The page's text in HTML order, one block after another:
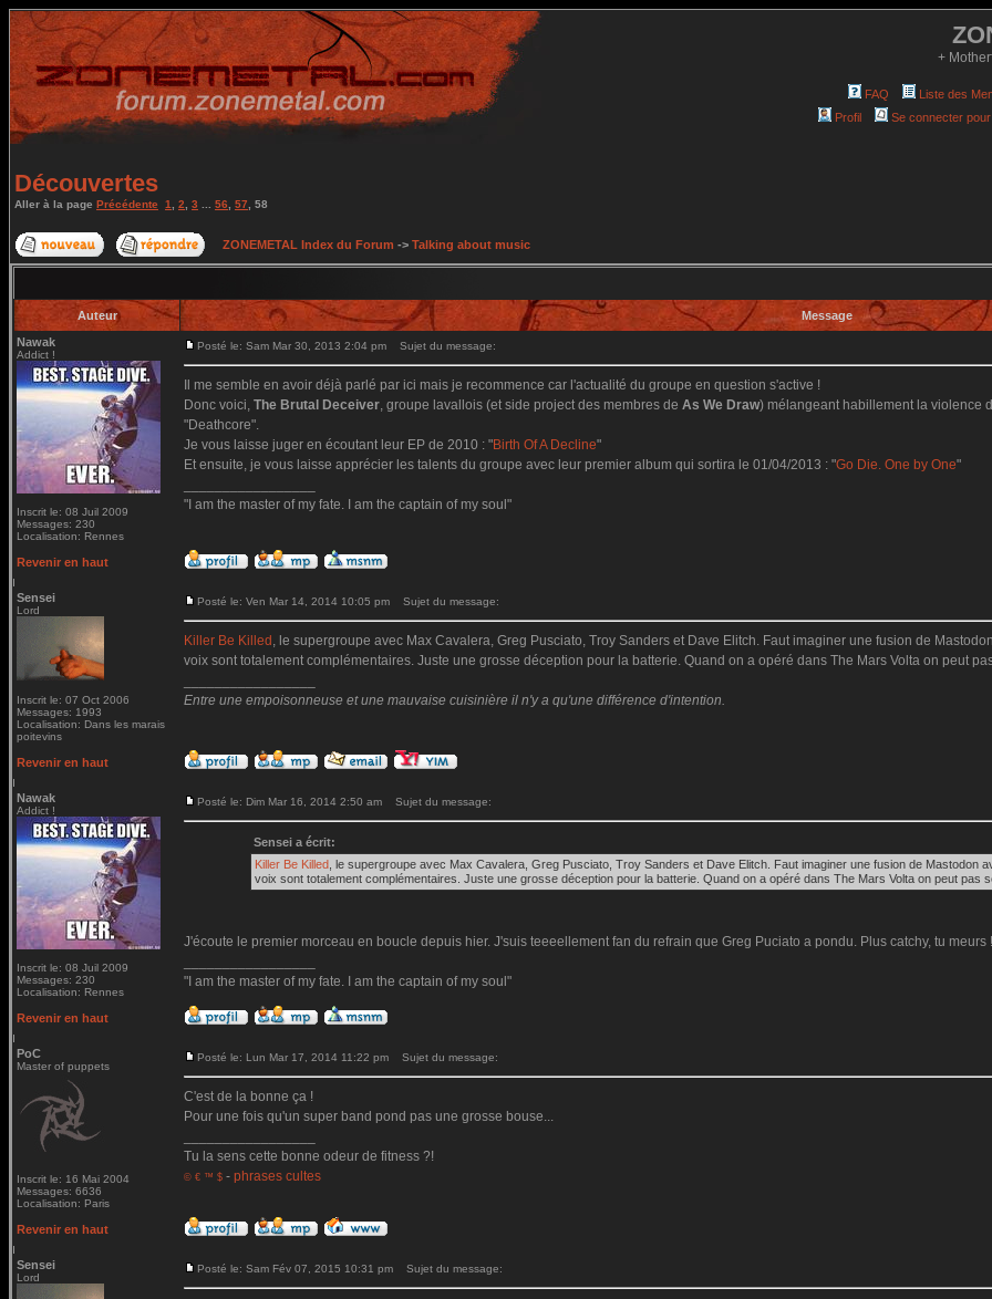
+
FAQ
Liste des
Profil
Se connecter
Découvertes
Aller à la page Précédente 1 2 3 56 57 58
ZONEMETAL Index du Forum -> Talking about music
Auteur
Message
Nawak
Addict !
Inscrit le: 08 Juil 2009
Messages: 230
Localisation: Rennes
Posté le: Sam Mar 30, 2013 2:04 pm Sujet du message:
Il me semble en avoir déjà parlé par ici mais je recommence car l'actualité du groupe en question s'active !
Donc voici, The Brutal Deceiver, groupe lavallois (et side project des membres de As We Draw) mélangeant habillement la violence
"Deathcore".
Je vous laisse juger en écoutant leur EP de 2010 : "Birth Of A Decline"
Et ensuite, je vous laisse apprécier les talents du groupe avec leur premier album qui sortira le 01/04/2013 : "Go Die. One by One"
"I am the master of my fate. I am the captain of my soul"
Revenir en haut
Sensei
Lord
Inscrit le: 07 Oct 2006
Messages: 1993
Localisation: Dans les marais
poitevins
Posté le: Ven Mar 14, 2014 10:05 pm Sujet du message:
Killer Be Killed , le supergroupe avec Max Cavalera, Greg Pusciato, Troy Sanders et Dave Elitch. Faut imaginer une fusion de
voix sont totalement complémentaires. Juste une grosse déception pour la batterie. Quand on a opéré dans The Mars Volta on peut
Entre une empoisonneuse et une mauvaise cuisinière il n'y a qu'une différence d'intention.
Revenir en haut
Nawak
Addict !
Inscrit le: 08 Juil 2009
Messages: 230
Localisation: Rennes
Posté le: Dim Mar 16, 2014 2:50 am Sujet du message:
Sensei a écrit:
Killer Be Killed, le supergroupe avec Max Cavalera, Greg Pusciato, Troy Sanders et Dave Elitch. Faut imaginer une fusion de Mastodon
voix sont totalement complémentaires. Juste une grosse déception pour la batterie. Quand on a opéré dans The Mars Volta on peut pas
J'écoute le premier morceau en boucle depuis hier. J'suis teeeellement fan du refrain que Greg Puciato a pondu. Plus catchy, tu meurs
"I am the master of my fate. I am the captain of my soul"
Revenir en haut
PoC
Master of puppets
Inscrit le: 16 Mai 2004
Messages: 6636
Localisation: Paris
Posté le: Lun Mar 17, 2014 11:22 pm Sujet du message:
C'est de la bonne ça !
Pour une fois qu'un super band pond pas une grosse bouse...
Tu la sens cette bonne odeur de fitness ?!
© € ™ $ - phrases cultes
Revenir en haut
Sensei
Lord
Posté le: Sam Fév 07, 2015 10:31 pm Sujet du message: